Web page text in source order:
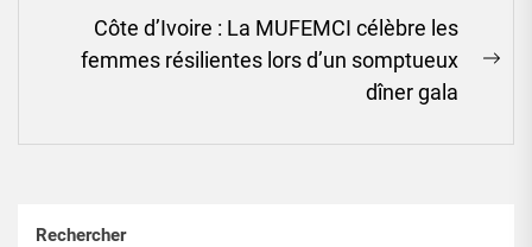
Côte d’Ivoire : La MUFEMCI célèbre les
femmes résilientes lors d’un somptueux
dîner gala
Rechercher